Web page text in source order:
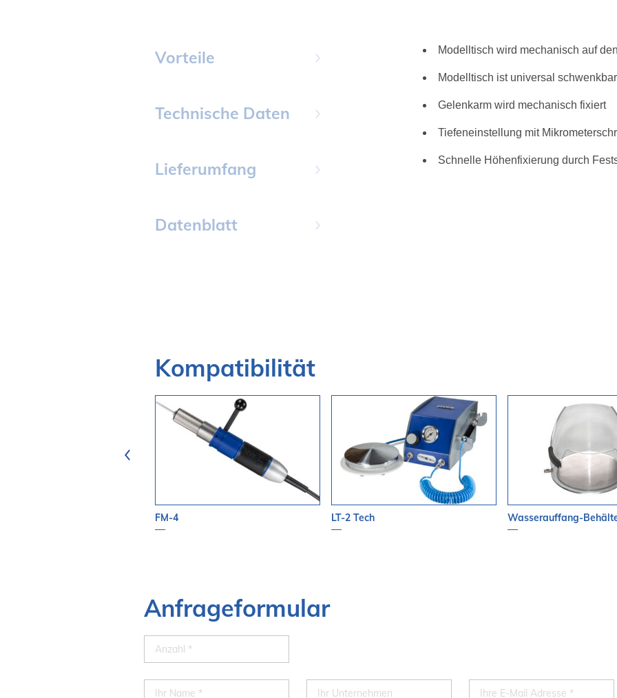
Vorteile
Technische Daten
Lieferumfang
Datenblatt
Modelltisch wird mechanisch auf
Modelltisch ist universal schwenkbar
Gelenkarm wird mechanisch fixiert
Tiefeneinstellung mit
Schnelle Höhenfixierung durch
Kompatibilität
FM-4 LT-2 Tech Wasserauffang-
Anfrageformular